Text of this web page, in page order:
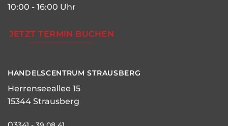
10:00 - 16:00 Uhr
JETZT TERMIN BUCHEN
HANDELSCENTRUM STRAUSBERG
Herrenseeallee 15
15344 Strausberg